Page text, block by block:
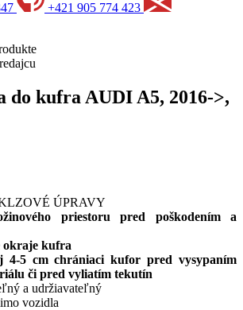
+421 905 774 423
do kufra AUDI A5, 2016->,
ÚPRAVY
priestoru pred poškodením a
okraje kufra
4-5 cm chrániaci kufor pred vysypaním
či pred vyliatím tekutín
a udržiavateľný
vozidla